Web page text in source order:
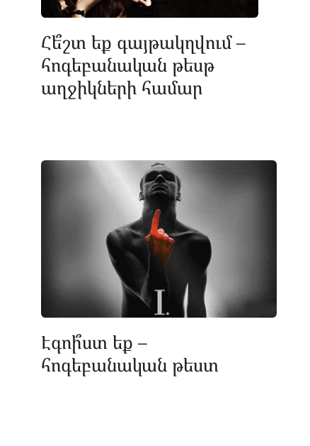
Հե՞շտ եք գայթակղվում –
հոգեբանական թեսթ
աղջիկների համար
Էգոի՞ստ եք –
հոգեբանական թեստ